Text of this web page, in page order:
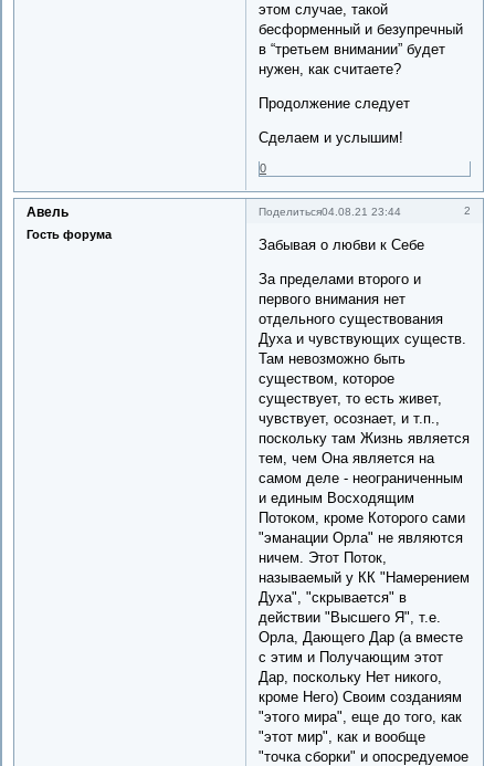
этом случае, такой
бесформенный и безупречный
в “третьем внимании” будет
нужен, как считаете?
Продолжение следует
Сделаем и услышим!
0
Поделиться 2
04.08.21 23:44
Авель
Гость форума
Забывая о любви к Себе
За пределами второго и
первого внимания нет
отдельного существования
Духа и чувствующих существ.
Там невозможно быть
существом, которое
существует, то есть живет,
чувствует, осознает, и т.п.,
поскольку там Жизнь является
тем, чем Она является на
самом деле - неограниченным
и единым Восходящим
Потоком, кроме Которого сами
"эманации Орла" не являются
ничем. Этот Поток,
называемый у КК "Намерением
Духа", "скрывается" в
действии "Высшего Я", т.е.
Орла, Дающего Дар (а вместе
с этим и Получающим этот
Дар, поскольку Нет никого,
кроме Него) Своим созданиям
"этого мира", еще до того, как
"этот мир", как и вообще
"точка сборки" и опосредуемое